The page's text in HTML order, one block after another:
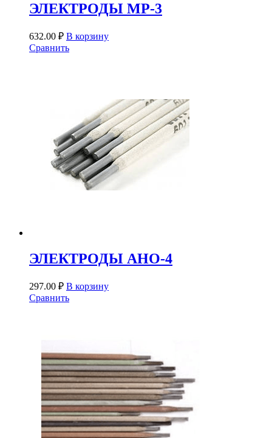
ЭЛЕКТРОДЫ МР-3
632.00 ₽ В корзину
Сравнить
ЭЛЕКТРОДЫ АНО-4
297.00 ₽ В корзину
Сравнить